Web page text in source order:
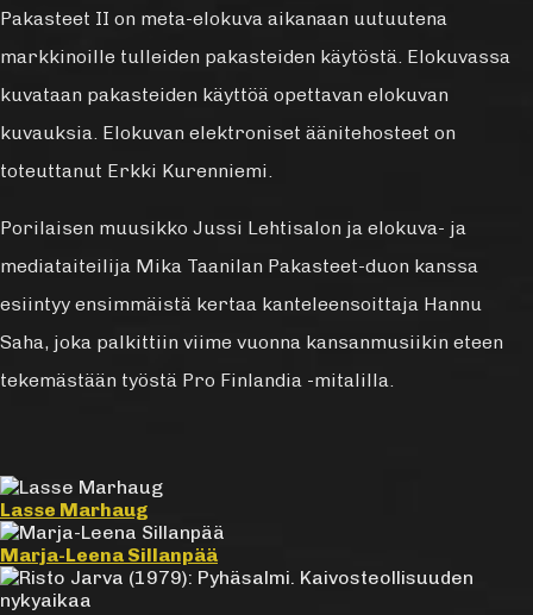
Pakasteet II on meta-elokuva aikanaan uutuutena
markkinoille tulleiden pakasteiden käytöstä. Elokuvassa
kuvataan pakasteiden käyttöä opettavan elokuvan
kuvauksia. Elokuvan elektroniset äänitehosteet on
toteuttanut Erkki Kurenniemi.
Porilaisen muusikko Jussi Lehtisalon ja elokuva- ja
mediataiteilija Mika Taanilan Pakasteet-duon kanssa
esiintyy ensimmäistä kertaa kanteleensoittaja Hannu
Saha, joka palkittiin viime vuonna kansanmusiikin eteen
tekemästään työstä Pro Finlandia -mitalilla.
Lasse Marhaug
Marja-Leena Sillanpää